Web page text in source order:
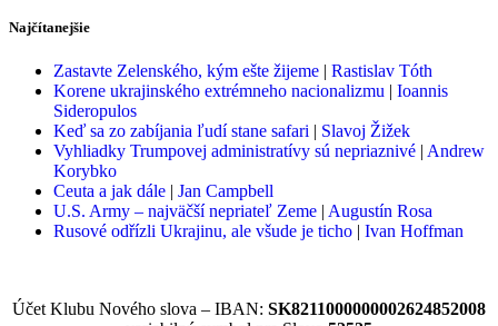
Najčítanejšie
Zastavte Zelenského, kým ešte žijeme | Rastislav Tóth
Korene ukrajinského extrémneho nacionalizmu | Ioannis
Sideropulos
Keď sa zo zabíjania ľudí stane safari | Slavoj Žižek
Vyhliadky Trumpovej administratívy sú nepriaznivé | Andrew
Korybko
Ceuta a jak dále | Jan Campbell
U.S. Army – najväčší nepriateľ Zeme | Augustín Rosa
Rusové odřízli Ukrajinu, ale všude je ticho | Ivan Hoffman
Účet Klubu Nového slova – IBAN: SK8211000000002624852008